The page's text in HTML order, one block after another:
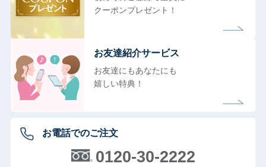
クーポンプレゼント！
お友達紹介サービス
お友達にもあなたにも
嬉しい特典！
お電話でのご注文
0120-30-2222